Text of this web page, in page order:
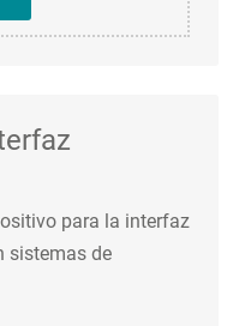
para la interfaz
sistemas de